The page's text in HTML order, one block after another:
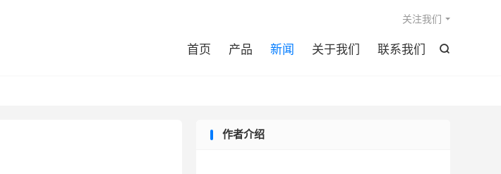

首页 产品 新闻 关于我们 联系我们
关注我们
作者介绍